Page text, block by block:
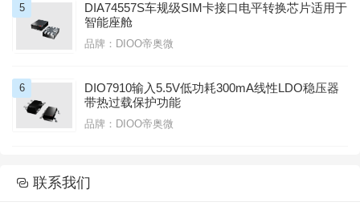
5
DIA74557S车规级SIM卡接口电平转换芯片适用于
智能座舱
品牌：DIOO帝奥微
6
DIO7910输入5.5V低功耗300mA线性LDO稳压器
带热过载保护功能
品牌：DIOO帝奥微
 联系我们